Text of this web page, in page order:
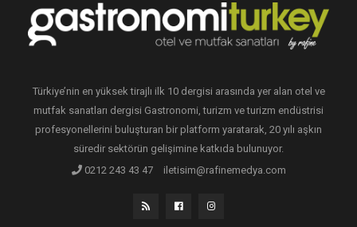
Türkiye’nin en yüksek tirajlı ilk 10 dergisi arasında yer alan otel ve
mutfak sanatları dergisi Gastronomi, turizm ve turizm endüstrisi
profesyonellerini buluşturan bir platform yaratarak, 20 yılı aşkın
süredir sektörün gelişimine katkıda bulunuyor.
0212 243 43 47
iletisim@rafinemedya.com